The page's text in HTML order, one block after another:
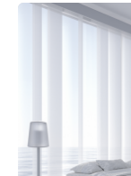
Ver detalhes